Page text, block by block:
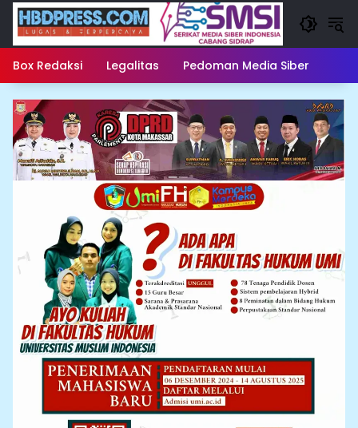
Langsung
konten
Box Redaksi Legalitas Pedoman Media Siber